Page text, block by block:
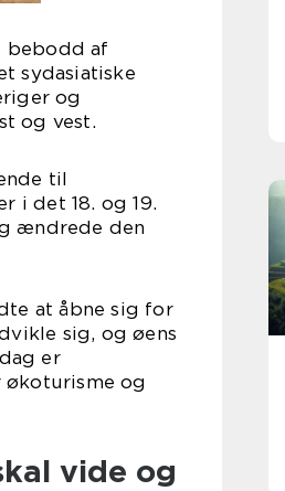
bebodd af
sydasiatiske
og
og vest.
til
i det 18. og 19.
ændrede den
at åbne sig for
sig, og øens
er
økoturisme og
vide og